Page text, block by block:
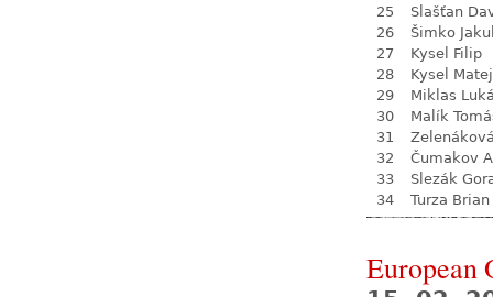
25
Slašťan
26
Šimko
27
Kysel Filip
28
Kysel Matej
29
Miklas
30
Malík
31
32
Čumakov
33
Slezák
34
Turza Brian
European